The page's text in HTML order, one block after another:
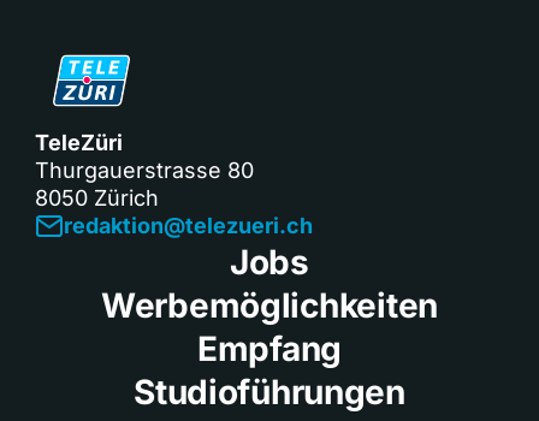
TeleZüri
Thurgauerstrasse 80
8050 Zürich
redaktion@telezueri.ch
Jobs
Werbemöglichkeiten
Empfang
Studioführungen